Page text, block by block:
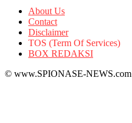
About Us
Contact
Disclaimer
TOS (Term Of Services)
BOX REDAKSI
© www.SPIONASE-NEWS.com